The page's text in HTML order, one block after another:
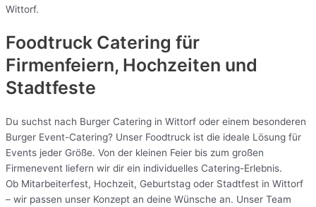
Wittorf.
Foodtruck Catering für
Firmenfeiern, Hochzeiten und
Stadtfeste
Du suchst nach Burger Catering in Wittorf oder einem besonderen
Burger Event-Catering? Unser Foodtruck ist die ideale Lösung für
Events jeder Größe. Von der kleinen Feier bis zum großen
Firmenevent liefern wir dir ein individuelles Catering-Erlebnis.
Ob Mitarbeiterfest, Hochzeit, Geburtstag oder Stadtfest in Wittorf
– wir passen unser Konzept an deine Wünsche an. Unser Team